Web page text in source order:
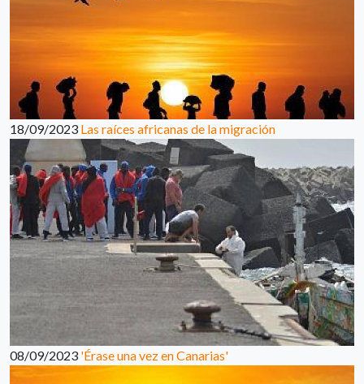
18/09/2023 Las raíces africanas de la migración
08/09/2023 'Érase una vez en Canarias'